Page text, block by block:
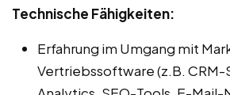
Technische Fähigkeiten:
Erfahrung im Umgang mit
Vertriebssoftware (z.B.